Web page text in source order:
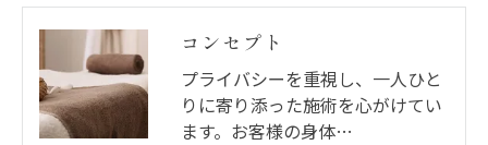
コンセプト
プライバシーを重視し、一人ひと
りに寄り添った施術を心がけてい
ます。お客様の身体…